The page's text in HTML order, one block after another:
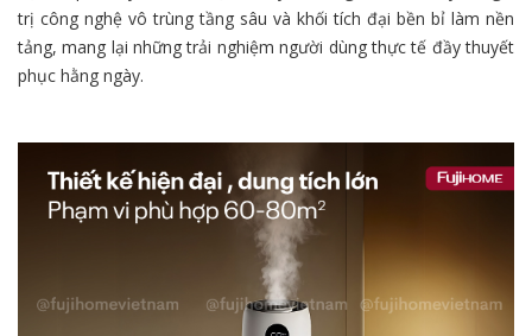
trị công nghệ vô trùng tầng sâu và khối tích đại bền bỉ làm nền
tảng, mang lại những trải nghiệm người dùng thực tế đầy thuyết
phục hằng ngày.